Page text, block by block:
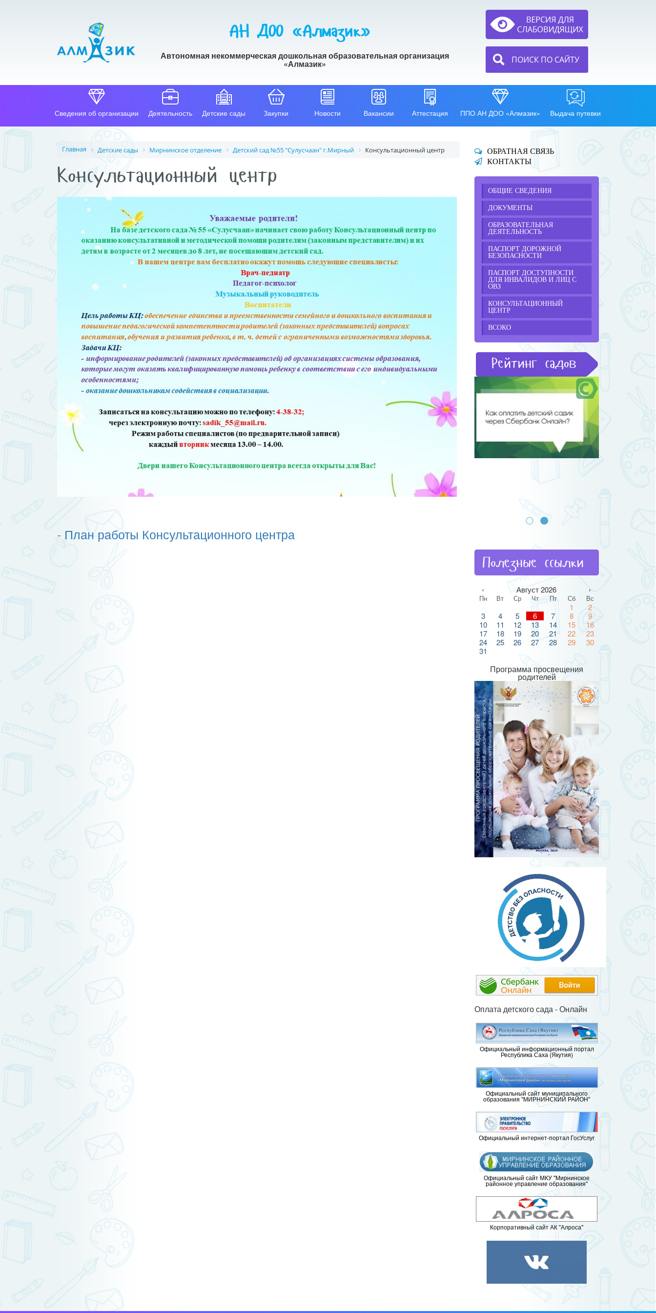
АН ДОО «Алмазик»
Автономная некоммерческая дошкольная образовательная организация
«Алмазик» ПОИСК ПО САЙТУ
Сведения об организации Деятельность Детские сады Закупки Новости Вакансии Аттестация ППО АН ДОО «Алмазик» Выдача путевки
Главная Детские сады Мирнинское отделение Детский сад №55 "Сулусчаан" г.Мирный Консультационный центр
Консультационный центр
- План работы Консультационного центра
ОБРАТНАЯ СВЯЗЬ
КОНТАКТЫ
ОБЩИЕ СВЕДЕНИЯ
ДОКУМЕНТЫ
ОБРАЗОВАТЕЛЬНАЯ
ДЕЯТЕЛЬНОСТЬ
ПАСПОРТ ДОРОЖНОЙ
БЕЗОПАСНОСТИ
ПАСПОРТ ДОСТУПНОСТИ
ДЛЯ ИНВАЛИДОВ И ЛИЦ С
ОВЗ
КОНСУЛЬТАЦИОННЫЙ
ЦЕНТР
ВСОКО
Рейтинг садов
Полезные ссылки
‹ Август 2026 ›
Пн Вт Ср Чт Пт Сб Вс
1
2
3
4 5 6 7 8
9
10
11 12 13 14 15
16
17
18 19 20 21 22
23
24
25 26 27 28 29
30
31
Программа просвещения
родителей
Оплата детского сада - Онлайн
Официальный информационный портал
Республика Саха (Якутия)
Официальный сайт муниципального
образования "МИРНИНСКИЙ РАЙОН"
Официальный интернет-портал ГосУслуг
Официальный сайт МКУ "Мирнинское
районное управление образования"
Корпоративный сайт АК "Алроса"